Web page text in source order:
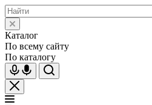
Каталог
По всему сайту
По каталогу